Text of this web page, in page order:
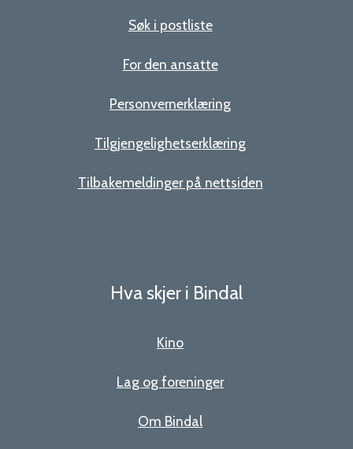
Søk i postliste
For den ansatte
Personvernerklæring
Tilgjengelighetserklæring
Tilbakemeldinger på nettsiden
Hva skjer i Bindal
Kino
Lag og foreninger
Om Bindal